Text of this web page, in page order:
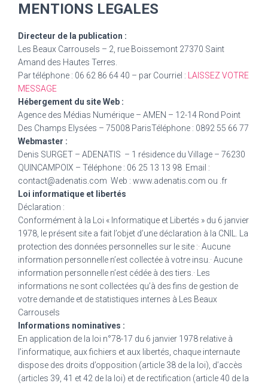
MENTIONS LEGALES
Directeur de la publication :
Les Beaux Carrousels – 2, rue Boissemont 27370 Saint
Amand des Hautes Terres.
Par téléphone : 06 62 86 64 40 – par Courriel :
LAISSEZ VOTRE
MESSAGE
Hébergement du site Web :
Agence des Médias Numérique – AMEN – 12-14 Rond Point
Des Champs Elysées – 75008 ParisTéléphone : 0892 55 66 77
Webmaster :
Denis SURGET – ADENATIS – 1 résidence du Village – 76230
QUINCAMPOIX – Téléphone : 06 25 13 13 98 Email :
contact@adenatis.com Web : www.adenatis.com ou .fr
Loi informatique et libertés
Déclaration :
Conformément à la Loi « Informatique et Libertés » du 6 janvier
1978, le présent site a fait l’objet d’une déclaration à la CNIL. La
protection des données personnelles sur le site :· Aucune
information personnelle n’est collectée à votre insu.· Aucune
information personnelle n’est cédée à des tiers.· Les
informations ne sont collectées qu’à des fins de gestion de
votre demande et de statistiques internes à Les Beaux
Carrousels
Informations nominatives :
En application de la loi n°78-17 du 6 janvier 1978 relative à
l’informatique, aux fichiers et aux libertés, chaque internaute
dispose des droits d’opposition (article 38 de la loi), d’accès
(articles 39, 41 et 42 de la loi) et de rectification (article 40 de la